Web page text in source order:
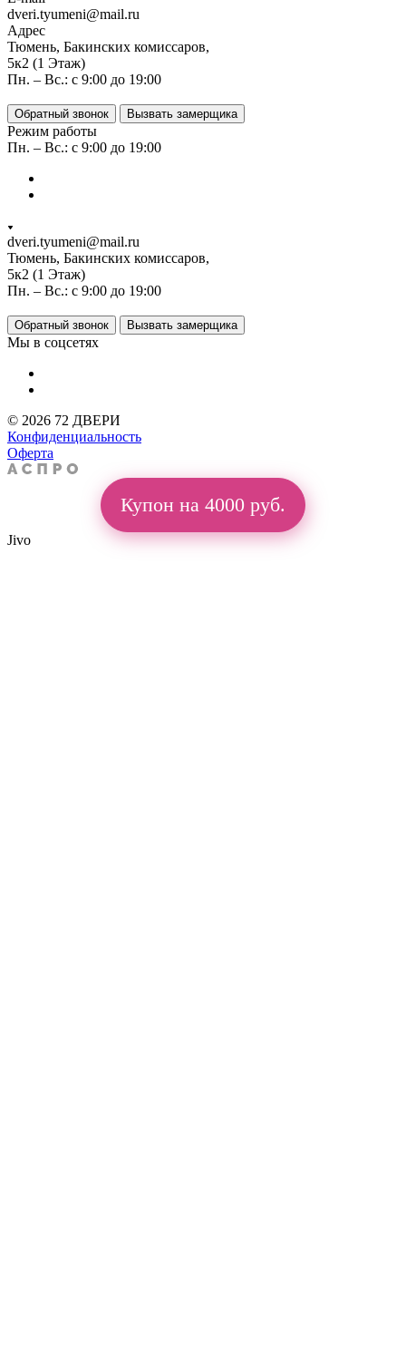
dveri.tyumeni@mail.ru
Адрес
Тюмень, Бакинских комиссаров,
5к2 (1 Этаж)
Пн. – Вс.: с 9:00 до 19:00
Обратный звонок Вызвать замерщика
Режим работы
Пн. – Вс.: с 9:00 до 19:00
dveri.tyumeni@mail.ru
Тюмень, Бакинских комиссаров,
5к2 (1 Этаж)
Пн. – Вс.: с 9:00 до 19:00
Обратный звонок Вызвать замерщика
Мы в соцсетях
© 2026 72 ДВЕРИ
Конфиденциальность
Оферта
Купон на 4000 руб.
Jivo